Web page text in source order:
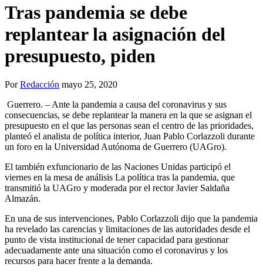
Tras pandemia se debe
replantear la asignación del
presupuesto, piden
PorRedacción mayo 25, 2020
Guerrero. – Ante la pandemia a causa del coronavirus y sus
consecuencias, se debe replantear la manera en la que se asignan el
presupuesto en el que las personas sean el centro de las prioridades,
planteó el analista de política interior, Juan Pablo Corlazzoli durante
un foro en la Universidad Autónoma de Guerrero (UAGro).
El también exfuncionario de las Naciones Unidas participó el
viernes en la mesa de análisis La política tras la pandemia, que
transmitió la UAGro y moderada por el rector Javier Saldaña
Almazán.
En una de sus intervenciones, Pablo Corlazzoli dijo que la pandemia
ha revelado las carencias y limitaciones de las autoridades desde el
punto de vista institucional de tener capacidad para gestionar
adecuadamente ante una situación como el coronavirus y los
recursos para hacer frente a la demanda.